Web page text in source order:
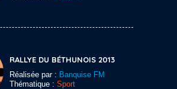
RALLYE DU BÉTHUNOIS 2013
Réalisée par : Banquise FM
Thématique : Sport